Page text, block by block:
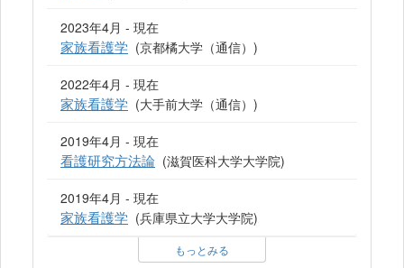
2023年4月 - 現在
家族看護学 (京都橘大学（通信）)
2022年4月 - 現在
家族看護学 (大手前大学（通信）)
2019年4月 - 現在
看護研究方法論 (滋賀医科大学大学院)
2019年4月 - 現在
家族看護学 (兵庫県立大学大学院)
もっとみる